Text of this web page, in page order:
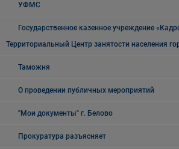
УФМС
Государственное казенное учреждение
Территориальный Центр занятости населения
Таможня
О проведении публичных мероприятий
"Мои документы" г. Белово
Прокуратура разъясняет